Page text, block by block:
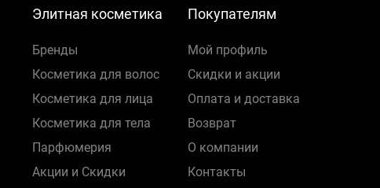
Элитная косметика
Бренды
Косметика для волос
Косметика для лица
Косметика для тела
Парфюмерия
Акции и Скидки
Покупателям
Мой профиль
Скидки и акции
Оплата и доставка
Возврат
О компании
Контакты